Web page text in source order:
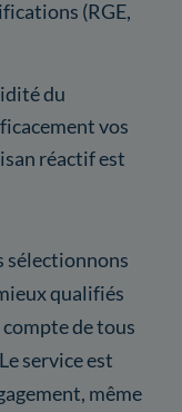
(RGE,
du
vos
réactif est
sélectionnons
qualifiés
de tous
service est
même